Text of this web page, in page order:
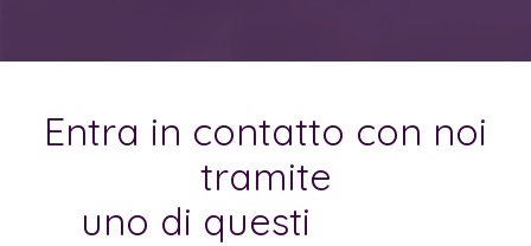
Entra in contatto con noi
tramite
uno di questi